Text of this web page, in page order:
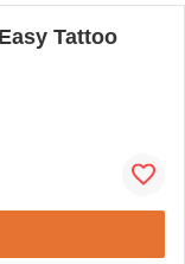
Tattoo